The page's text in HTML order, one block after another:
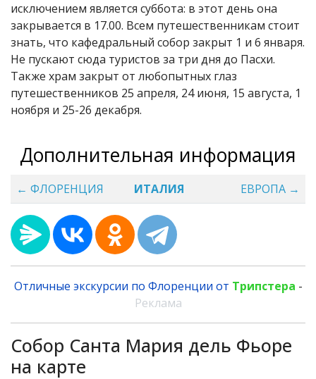
исключением является суббота: в этот день она
закрывается в 17.00. Всем путешественникам стоит
знать, что кафедральный собор закрыт 1 и 6 января.
Не пускают сюда туристов за три дня до Пасхи.
Также храм закрыт от любопытных глаз
путешественников 25 апреля, 24 июня, 15 августа, 1
ноября и 25-26 декабря.
Дополнительная информация
← ФЛОРЕНЦИЯ ИТАЛИЯ ЕВРОПА →
Отличные экскурсии по Флоренции от Трипстера -
Реклама
Собор Санта Мария дель Фьоре
на карте